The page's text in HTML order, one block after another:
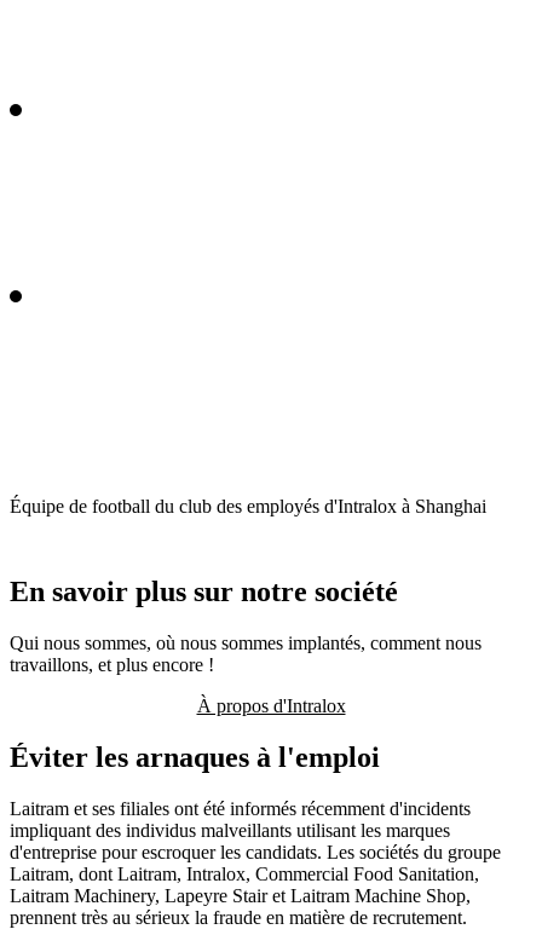
Les employés d'Intralox participent aux Jeux d'entreprise aux Pays-
En savoir plus sur notre société
Qui nous sommes, où nous sommes implantés, comment nous
Éviter les arnaques à l'emploi
Laitram et ses filiales ont été informés récemment d'incidents
impliquant des individus malveillants utilisant les marques
d'entreprise pour escroquer les candidats. Les sociétés du groupe
Laitram, dont Laitram, Intralox, Commercial Food Sanitation,
Laitram Machinery, Lapeyre Stair et Laitram Machine Shop,